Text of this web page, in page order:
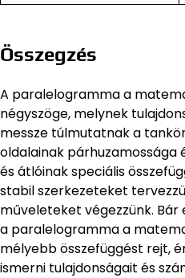
Összegzés
A paralelogramma a
négyszöge, melynek
messze túlmutatnak a
oldalainak párhuzamossága
és átlóinak speciális
stabil szerkezeteket
műveleteket végezzünk.
a paralelogramma a
mélyebb összefüggést rejt,
ismerni tulajdonságait és